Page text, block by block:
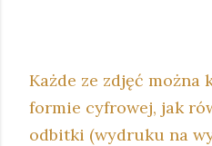
Każde ze zdjęć można
formie cyfrowej, jak
odbitki (wydruku na